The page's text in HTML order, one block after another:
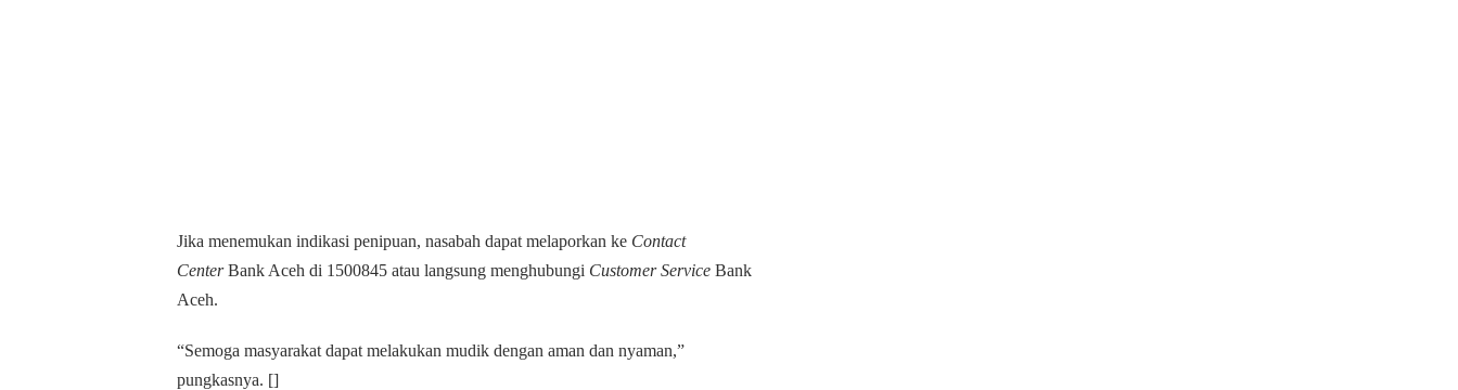
Jika menemukan indikasi penipuan, nasabah dapat melaporkan ke Contact
CenterBank Aceh di 1500845 atau langsung menghubungi Customer Service Bank
Aceh.
“Semoga masyarakat dapat melakukan mudik dengan aman dan nyaman,”
pungkasnya. []